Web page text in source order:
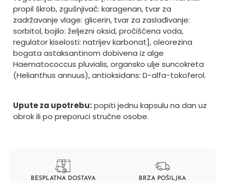
propil škrob, zgušnjivač: karagenan, tvar za
zadržavanje vlage: glicerin, tvar za zaslađivanje:
sorbitol, bojilo: željezni oksid, pročišćena voda,
regulator kiselosti: natrijev karbonat], oleorezina
bogata astaksantinom dobivena iz alge
Haematococcus pluvialis, organsko ulje suncokreta
(Helianthus annuus), antioksidans: D-alfa-tokoferol.
Upute za upotrebu:popiti jednu kapsulu na dan uz
obrok ili po preporuci stručne osobe.
BESPLATNA DOSTAVA BRZA POŠILJKA